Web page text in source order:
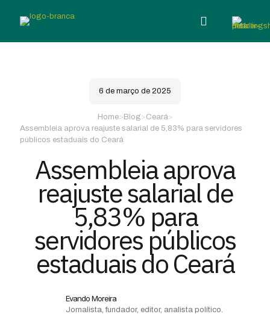
6 de março de 2025
Home> Blog>Ceará>
Assembleia aprova reajuste salarial de 5,83% para servidores
públicos estaduais do Ceará
Assembleia aprova
reajuste salarial de
5,83% para
servidores públicos
estaduais do Ceará
Evando Moreira
Jornalista, fundador, editor, analista político.